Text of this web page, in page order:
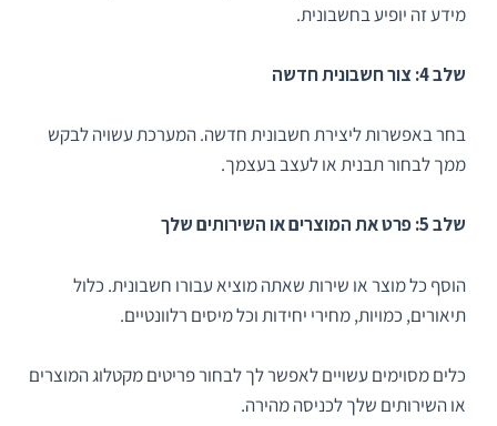
מידע זה יופיע בחשבונית.
שלב 4: צור חשבונית חדשה
בחר באפשרות ליצירת חשבונית חדשה. המערכת עשויה לבקש
ממך לבחור תבנית או לעצב בעצמך.
שלב 5: פרט את המוצרים או השירותים שלך
הוסף כל מוצר או שירות שאתה מוציא עבורו חשבונית. כלול
תיאורים, כמויות, מחירי יחידות וכל מיסים רלוונטיים.
כלים מסוימים עשויים לאפשר לך לבחור פריטים מקטלוג המוצרים
או השירותים שלך לכניסה מהירה.